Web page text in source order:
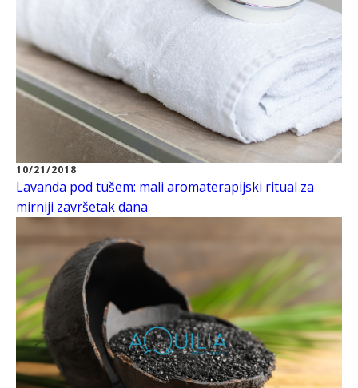
10/21/2018
Lavanda pod tušem: mali aromaterapijski ritual za
mirniji završetak dana